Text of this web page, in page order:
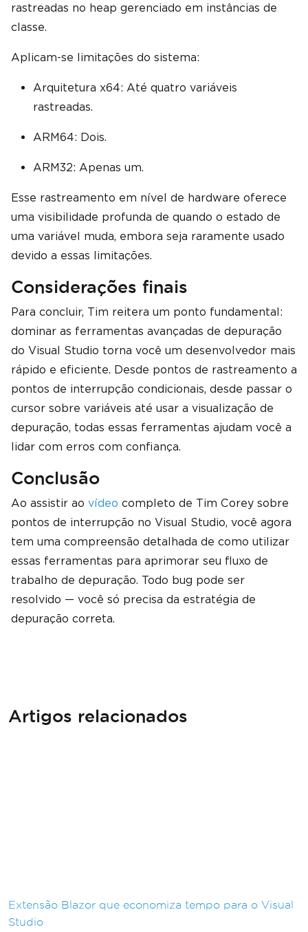
rastreadas no heap gerenciado em instâncias de
classe.
Aplicam-se limitações do sistema:
Arquitetura x64: Até quatro variáveis ​​
rastreadas.
ARM64: Dois.
ARM32: Apenas um.
Esse rastreamento em nível de hardware oferece
uma visibilidade profunda de quando o estado de
uma variável muda, embora seja raramente usado
devido a essas limitações.
Considerações finais
Para concluir, Tim reitera um ponto fundamental:
dominar as ferramentas avançadas de depuração
do Visual Studio torna você um desenvolvedor mais
rápido e eficiente. Desde pontos de rastreamento a
pontos de interrupção condicionais, desde passar o
cursor sobre variáveis ​​até usar a visualização de
depuração, todas essas ferramentas ajudam você a
lidar com erros com confiança.
Conclusão
Ao assistir ao vídeo completo de Tim Corey sobre
pontos de interrupção no Visual Studio, você agora
tem uma compreensão detalhada de como utilizar
essas ferramentas para aprimorar seu fluxo de
trabalho de depuração. Todo bug pode ser
resolvido — você só precisa da estratégia de
depuração correta.
Artigos relacionados
Extensão Blazor que economiza tempo para o Visual
Studio